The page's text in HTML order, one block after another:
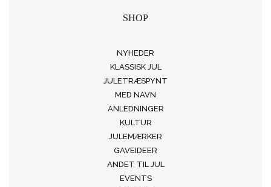
SHOP
NYHEDER
KLASSISK JUL
JULETRÆSPYNT
MED NAVN
ANLEDNINGER
KULTUR
JULEMÆRKER
GAVEIDEER
ANDET TIL JUL
EVENTS